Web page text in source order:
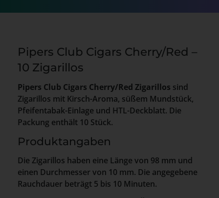
Pipers Club Cigars Cherry/Red –
10 Zigarillos
Pipers Club Cigars Cherry/Red Zigarillos sind
Zigarillos mit Kirsch-Aroma, süßem Mundstück,
Pfeifentabak-Einlage und HTL-Deckblatt. Die
Packung enthält 10 Stück.
Produktangaben
Die Zigarillos haben eine Länge von 98 mm und
einen Durchmesser von 10 mm. Die angegebene
Rauchdauer beträgt 5 bis 10 Minuten.